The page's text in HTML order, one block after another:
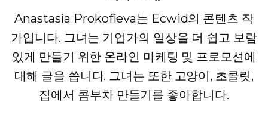
Anastasia Prokofieva는 Ecwid의 콘텐츠 작
가입니다. 그녀는 기업가의 일상을 더 쉽고 보람
있게 만들기 위한 온라인 마케팅 및 프로모션에
대해 글을 씁니다. 그녀는 또한 고양이, 초콜릿,
집에서 콤부차 만들기를 좋아합니다.